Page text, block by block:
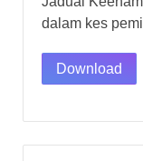
dalam kes
Download